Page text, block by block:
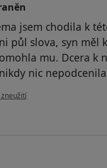
jsem chodila k
půl slova, syn měl
mu. Dcera k
nic
uživatele Váš účet byl